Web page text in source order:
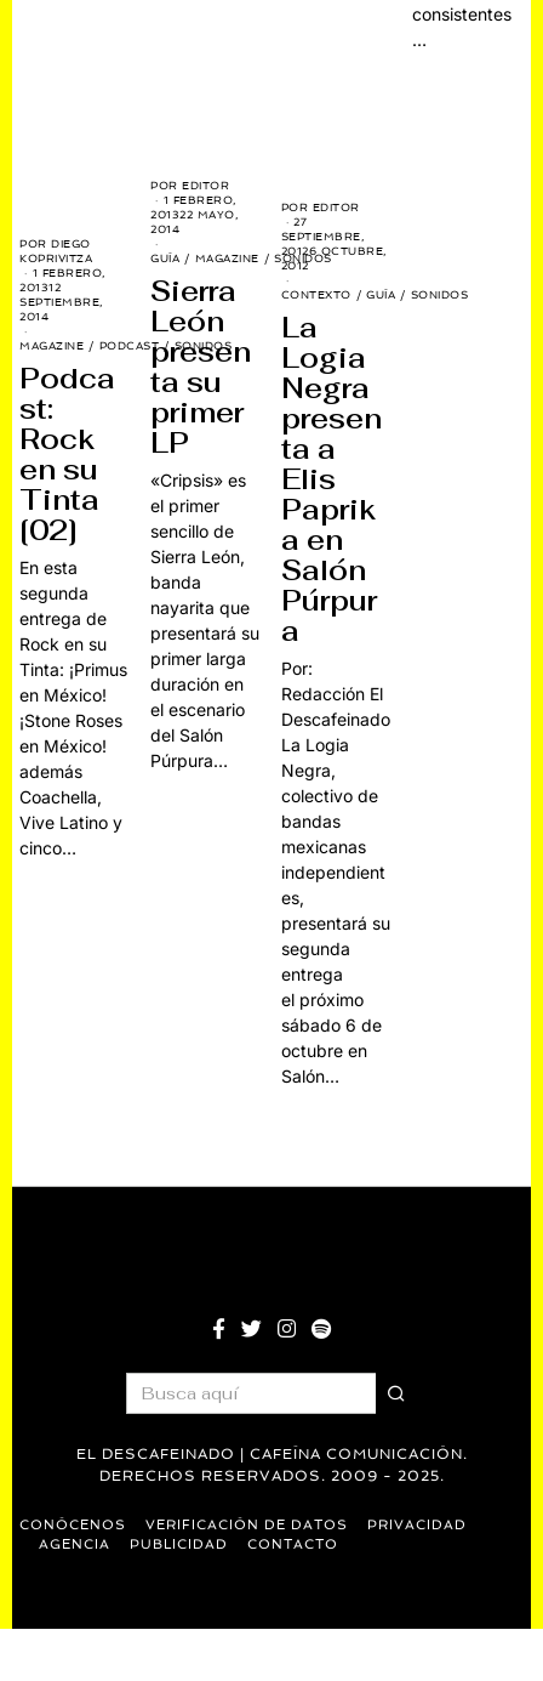
consistentes
…
PORDIEGO
KOPRIVITZA
1 FEBRERO,
201312
SEPTIEMBRE,
2014
MAGAZINE / PODCAST / SONIDOS
Podca
st:
Rock
en su
Tinta
[02]
En esta
segunda
entrega de
Rock en su
Tinta: ¡Primus
en México!
¡Stone Roses
en México!
además
Coachella,
Vive Latino y
cinco…
POREDITOR
1 FEBRERO,
201322 MAYO,
2014
GUÍA / MAGAZINE / SONIDOS
Sierra
León
presen
ta su
primer
LP
«Cripsis» es
el primer
sencillo de
Sierra León,
banda
nayarita que
presentará su
primer larga
duración en
el escenario
del Salón
Púrpura…
POR EDITOR
27
SEPTIEMBRE,
20126 OCTUBRE,
2012
CONTEXTO / GUÍA / SONIDOS
La
Logia
Negra
presen
ta a
Elis
Paprik
a en
Salón
Púrpur
a
Por:
Redacción El
Descafeinado
La Logia
Negra,
colectivo de
bandas
mexicanas
independient
es,
presentará su
segunda
entrega
el próximo
sábado 6 de
octubre en
Salón…
EL DESCAFEINADO | CAFEÍNA COMUNICACIÓN.
DERECHOS RESERVADOS. 2009 - 2025.
CONÓCENOS VERIFICACIÓN DE DATOS
PRIVACIDAD
AGENCIA
PUBLICIDAD CONTACTO